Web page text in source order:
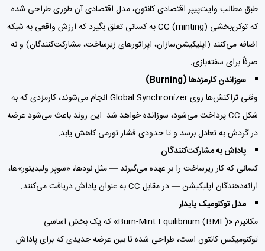
طبق مطالب وایت‌پیپر اقتصادی کانتون، مدل اقتصادی آن طوری طراحی شده
که توکن‌بخشی (minting) CC به کسانی تعلق بگیرد که ارزش واقعی به شبکه
اضافه می‌کنند (اپلیکیشن‌سازان، اپراتورهای زیرساخت، مشارکت‌کنندگان) و نه
صرفاً برای سفته‌بازی.
سوزاندن کارمزدها (Burning)
وقتی تراکنش‌ها روی Global Synchronizer انجام می‌شوند، کارمزدی که به
شکل CC پرداخت می‌شود، سوزانده خواهد شد. این روند باعث می‌شود عرضه
در گردش به تعادل برسد و تا حدودی فشار تورمی کاهش یابد.
پاداش به مشارکت‌کنندگان
کسانی که کار زیرساخت را بر عهده می‌گیرند — مثل نودها، «سوپر ولیدیتور»ها،
ارائه‌دهندگان اپلیکیشن — در مقابل CC به عنوان پاداش دریافت می‌کنند.
مدل توکنومیک پایدار
مکانیزم «Burn-Mint Equilibrium (BME)» که یک بخش اساسی
توکنومیکس کانتون است، طراحی شده تا بین عرضه جدیدی که برای پاداش